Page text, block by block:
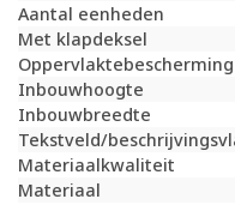
Aantal eenheden
Met klapdeksel
Oppervlaktebescherming
Inbouwhoogte
Inbouwbreedte
Tekstveld/
Materiaalkwaliteit
Materiaal